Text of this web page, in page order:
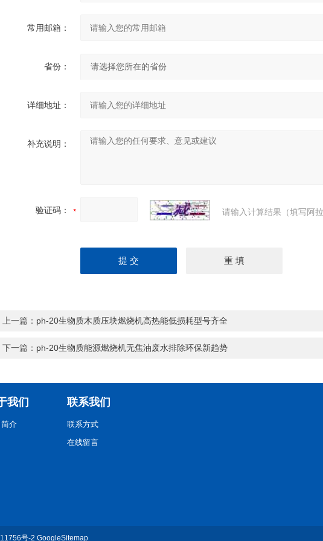
常用邮箱：
省份：
详细地址：
补充说明：
验证码： 请输入计算结果（填写阿
上一篇： ph-20生物质木质压块燃烧机高热能低损耗型号齐全
下一篇： ph-20生物质能源燃烧机无焦油废水排除环保新趋势
我们
介
联系我们
联系方式
在线留言
号-2 GoogleSitemap